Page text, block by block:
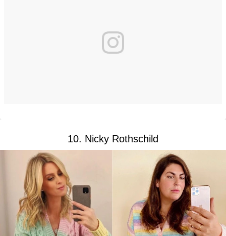
10. Nicky Rothschild